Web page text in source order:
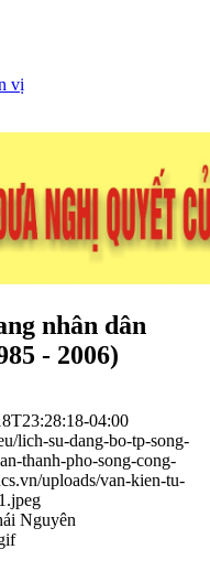
vị
nhân dân
- 2006)
04:00
lich-su-dang-bo-tp-song-
thanh-pho-song-cong-
uploads/van-kien-tu-
Nguyên